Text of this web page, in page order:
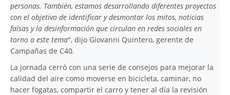
personas. También, estamos desarrollando diferentes proyectos
con el objetivo de identificar y desmontar los mitos, noticias
falsas y la desinformación que circulan en redes sociales en
torno a este tema", dijo Giovanni Quintero, gerente de
Campañas de C40.
La jornada cerró con una serie de consejos para mejorar la
calidad del aire como moverse en bicicleta, caminar, no
hacer fogatas, compartir el carro y tener al día la revisión